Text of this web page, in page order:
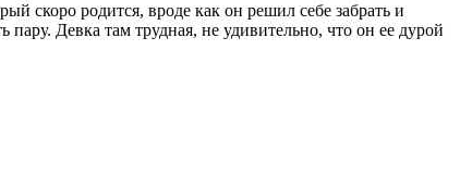
скоро родится, вроде как он решил себе забрать и
Девка там трудная, не удивительно, что он ее дурой